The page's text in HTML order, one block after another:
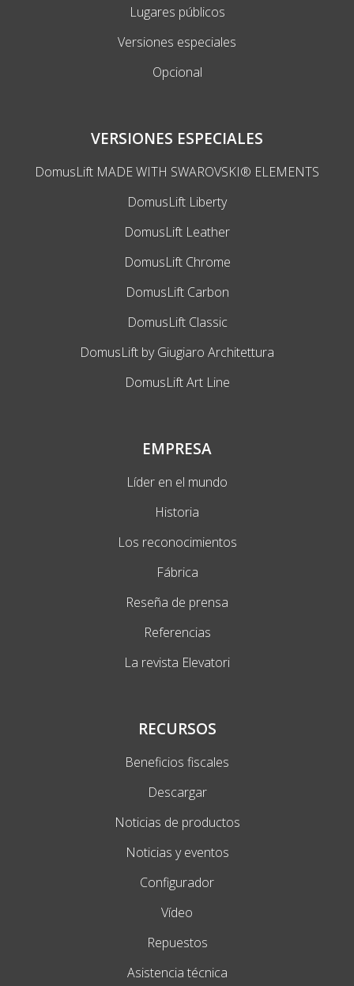
Lugares públicos
Versiones especiales
Opcional
VERSIONES ESPECIALES
DomusLift MADE WITH SWAROVSKI® ELEMENTS
DomusLift Liberty
DomusLift Leather
DomusLift Chrome
DomusLift Carbon
DomusLift Classic
DomusLift by Giugiaro Architettura
DomusLift Art Line
EMPRESA
Líder en el mundo
Historia
Los reconocimientos
Fábrica
Reseña de prensa
Referencias
La revista Elevatori
RECURSOS
Beneficios fiscales
Descargar
Noticias de productos
Noticias y eventos
Configurador
Vídeo
Repuestos
Asistencia técnica